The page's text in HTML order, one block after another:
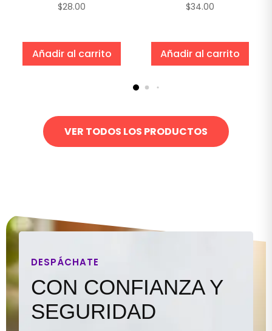
$28.00
Añadir al carrito
$34.00
Añadir al carrito
VER TODOS LOS PRODUCTOS
DESPÁCHATE
CON CONFIANZA Y
SEGURIDAD